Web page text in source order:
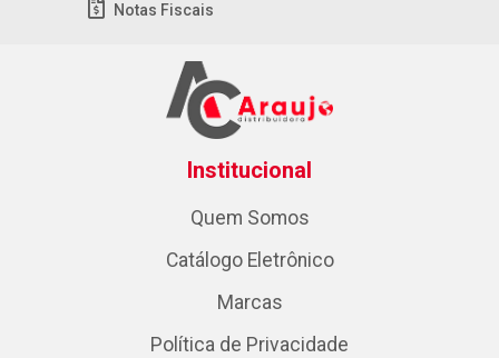
Notas Fiscais
Institucional
Quem Somos
Catálogo Eletrônico
Marcas
Política de Privacidade